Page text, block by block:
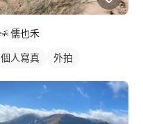
儒也禾
個人寫真 外拍